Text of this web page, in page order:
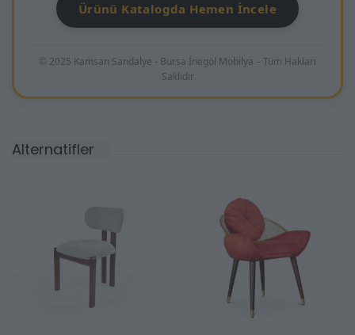
Ürünü Katalogda Hemen İncele
© 2025 Kamsan Sandalye - Bursa İnegöl Mobilya – Tüm Hakları
Saklıdır
Alternatifler